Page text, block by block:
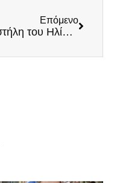
Επόμενο
Η στήλη του Ηλία Κασιδιάρη στα περίπτερα όλης της Ελλάδας ΕΚΤΑΚΤΩΣ την Παρασκευή!